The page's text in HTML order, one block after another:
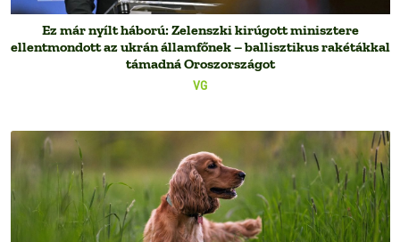
VG
Ez már nyílt háború: Zelenszki kirúgott minisztere
ellentmondott az ukrán államfőnek – ballisztikus rakétákkal
támadná Oroszországot